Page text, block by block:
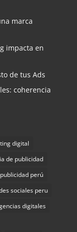
marca
impacta en
de tus Ads
coherencia
digital
de publicidad
perú
sociales peru
digitales